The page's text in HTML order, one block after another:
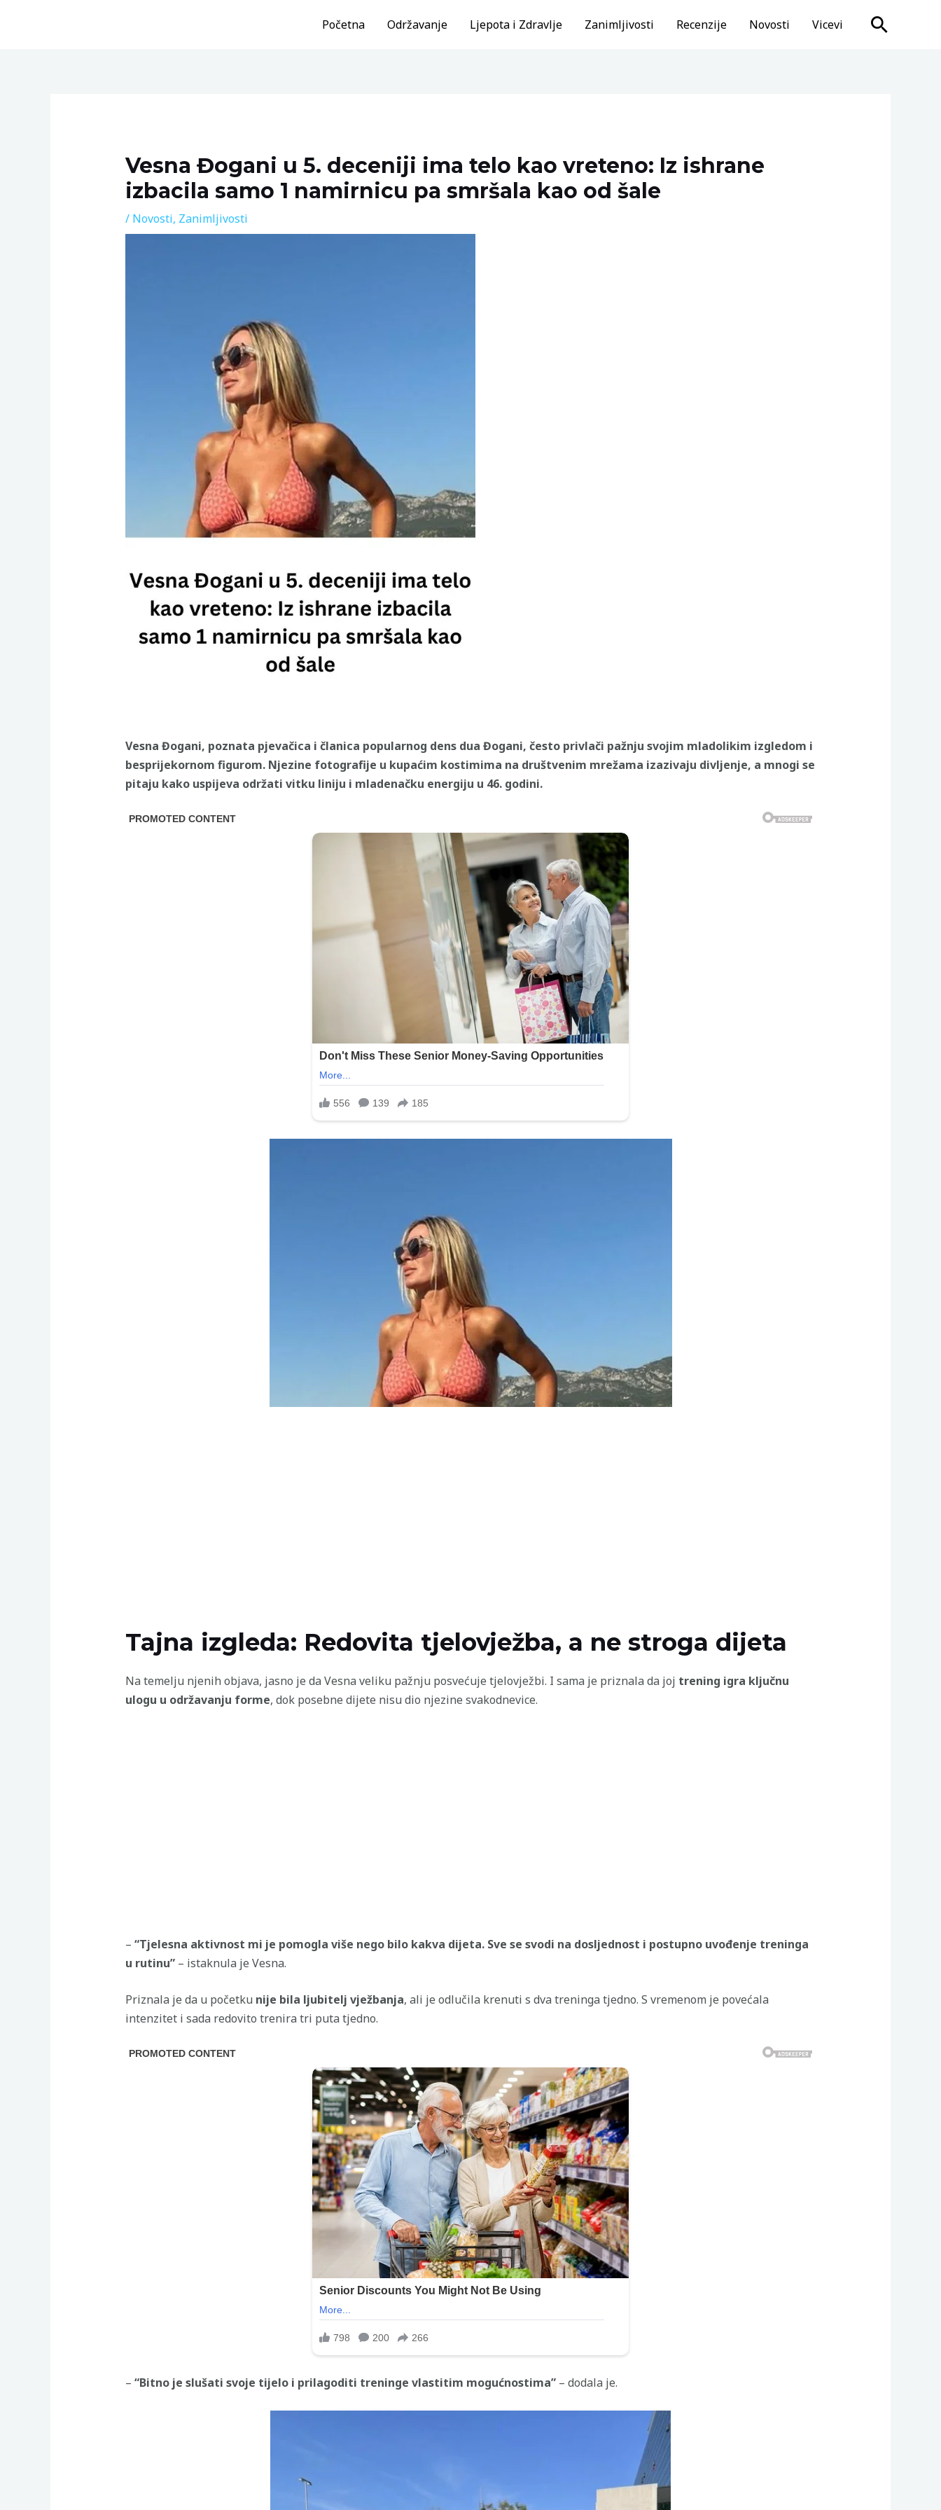
Početna Održavanje Ljepota i Zdravlje Zanimljivosti Recenzije Novosti Vicevi Search
Vesna Đogani u 5. deceniji ima telo kao vreteno: Iz ishrane
izbacila samo 1 namirnicu pa smršala kao od šale
/ Novosti, Zanimljivosti
Vesna Đogani, poznata pjevačica i članica popularnog dens dua Đogani, često privlači pažnju svojim mladolikim izgledom i
besprijekornom figurom. Njezine fotografije u kupaćim kostimima na društvenim mrežama izazivaju divljenje, a mnogi se
pitaju kako uspijeva održati vitku liniju i mladenačku energiju u 46. godini.
Tajna izgleda: Redovita tjelovježba, a ne stroga dijeta
Na temelju njenih objava, jasno je da Vesna veliku pažnju posvećuje tjelovježbi. I sama je priznala da joj trening igra ključnu
ulogu u održavanju forme, dok posebne dijete nisu dio njezine svakodnevice.
– “Tjelesna aktivnost mi je pomogla više nego bilo kakva dijeta. Sve se svodi na dosljednost i postupno uvođenje treninga
u rutinu”– istaknula je Vesna.
Priznala je da u početku nije bila ljubitelj vježbanja, ali je odlučila krenuti s dva treninga tjedno. S vremenom je povećala
intenzitet i sada redovito trenira tri puta tjedno.
– “Bitno je slušati svoje tijelo i prilagoditi treninge vlastitim mogućnostima”– dodala je.